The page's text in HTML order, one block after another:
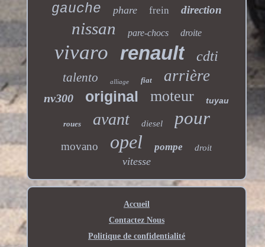
gauche phare frein direction
nissan pare-chocs droite
vivaro renault cdti
talento alliage fiat arrière
nv300 original moteur tuyau
roues avant diesel pour
movano opel pompe droit
vitesse
Accueil
Contactez Nous
Politique de confidentialité